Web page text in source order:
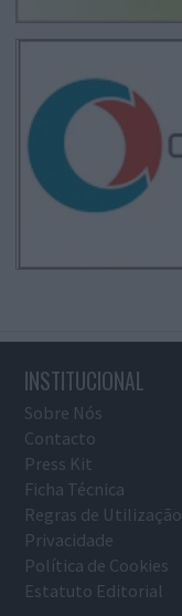
INSTITUCIONAL
Sobre Nós
Contacto
Press Kit
Ficha Técnica
Regras de Utilização
Privacidade
Política de Cookies
Estatuto Editorial